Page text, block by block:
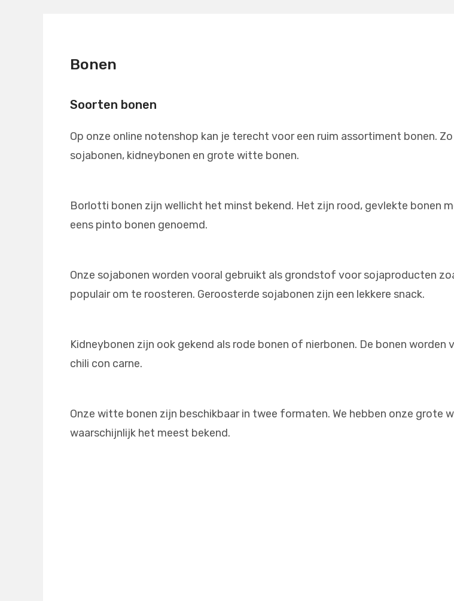
Bonen
Soorten bonen
Op onze online notenshop kan je terecht voor een ruim assortiment bonen.
sojabonen, kidneybonen en grote witte bonen.
Borlotti bonen zijn wellicht het minst bekend. Het zijn rood, gevlekte bonen
eens pinto bonen genoemd.
Onze sojabonen worden vooral gebruikt als grondstof voor sojaproducten
populair om te roosteren. Geroosterde sojabonen zijn een lekkere snack.
Kidneybonen zijn ook gekend als rode bonen of nierbonen. De bonen
chili con carne.
Onze witte bonen zijn beschikbaar in twee formaten. We hebben onze
waarschijnlijk het meest bekend.